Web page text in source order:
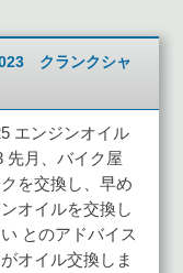
クランクシャ
エンジンオイル
先月、バイク屋
を交換し、早め
オイルを交換し
とのアドバイス
オイル交換しま